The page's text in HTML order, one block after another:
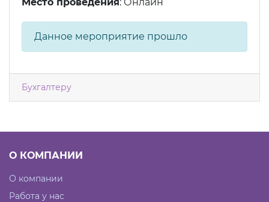
Данное мероприятие прошло
Бухгалтеру
О КОМПАНИИ
О компании
Работа у нас